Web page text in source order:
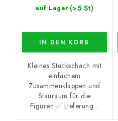
auf Lager (>5 St)
IN DEN KORB
Kleines Steckschach mit
einfachem
Zusammenklappen und
Stauraum für die
Figuren.✅ Lieferung...